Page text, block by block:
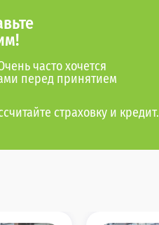
часто хочется
перед принятием
страховку и кредит.